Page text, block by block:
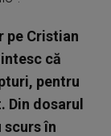
pe Cristian
că
pentru
dosarul
scurs în